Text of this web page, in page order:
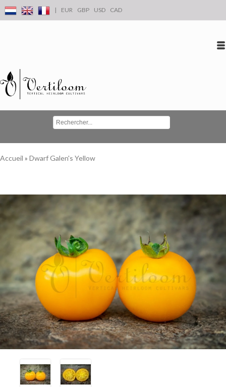
| EUR GBP USD CAD
Accueil » Dwarf Galen's Yellow